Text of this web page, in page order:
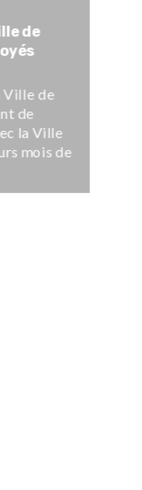
de
Ville de
de
la Ville
mois de